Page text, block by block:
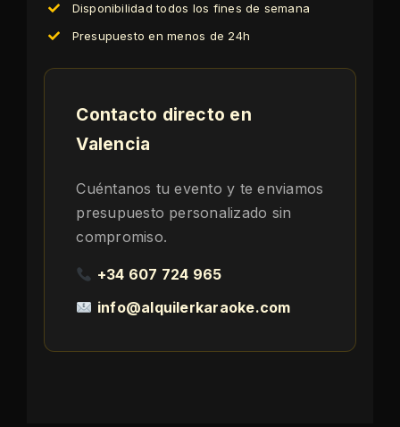
Disponibilidad todos los fines de semana
Presupuesto en menos de 24h
Contacto directo en
Valencia
Cuéntanos tu evento y te enviamos
presupuesto personalizado sin
compromiso.
+34 607 724 965
info@alquilerkaraoke.com